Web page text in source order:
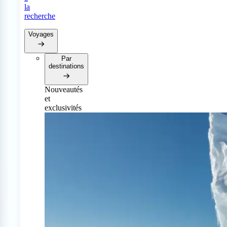
la
recherche
Voyages
Par
destinations
Nouveautés
et
exclusivités